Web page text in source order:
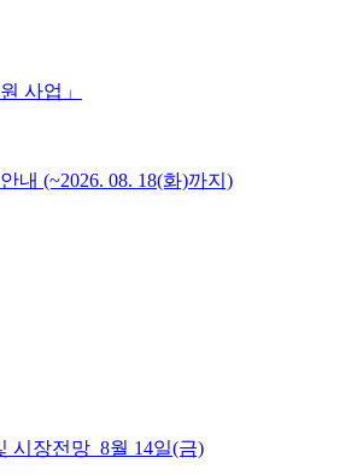
사업」
내 (~2026. 08. 18(화)까지)
시장전망_8월 14일(금)